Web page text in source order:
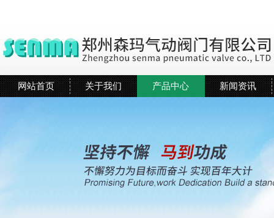
网站首页 关于我们 产品中心 新闻资讯